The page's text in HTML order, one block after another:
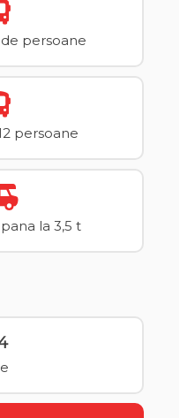
persoane
persoane
la 3,5 t